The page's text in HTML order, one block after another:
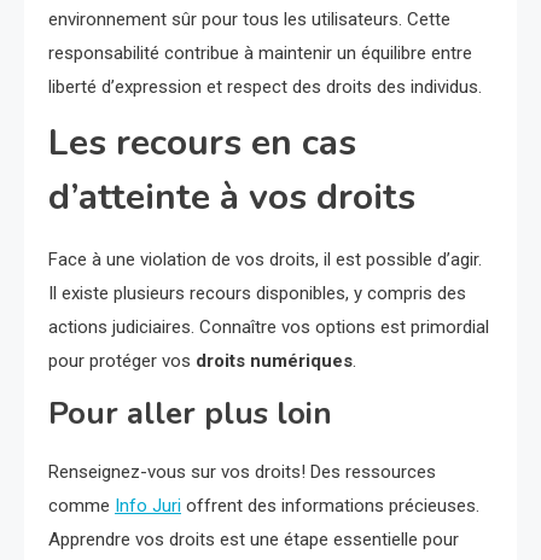
environnement sûr pour tous les utilisateurs. Cette
responsabilité contribue à maintenir un équilibre entre
liberté d’expression et respect des droits des individus.
Les recours en cas
d’atteinte à vos droits
Face à une violation de vos droits, il est possible d’agir.
Il existe plusieurs recours disponibles, y compris des
actions judiciaires. Connaître vos options est primordial
pour protéger vos droits numériques.
Pour aller plus loin
Renseignez-vous sur vos droits! Des ressources
comme Info Juri offrent des informations précieuses.
Apprendre vos droits est une étape essentielle pour